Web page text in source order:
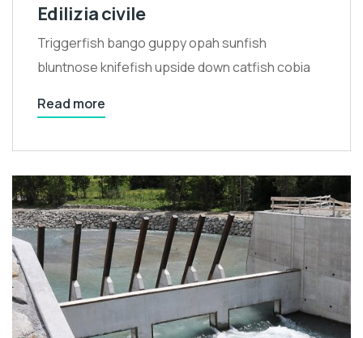
Edilizia civile
Triggerfish bango guppy opah sunfish
bluntnose knifefish upside down catfish cobia
Read more